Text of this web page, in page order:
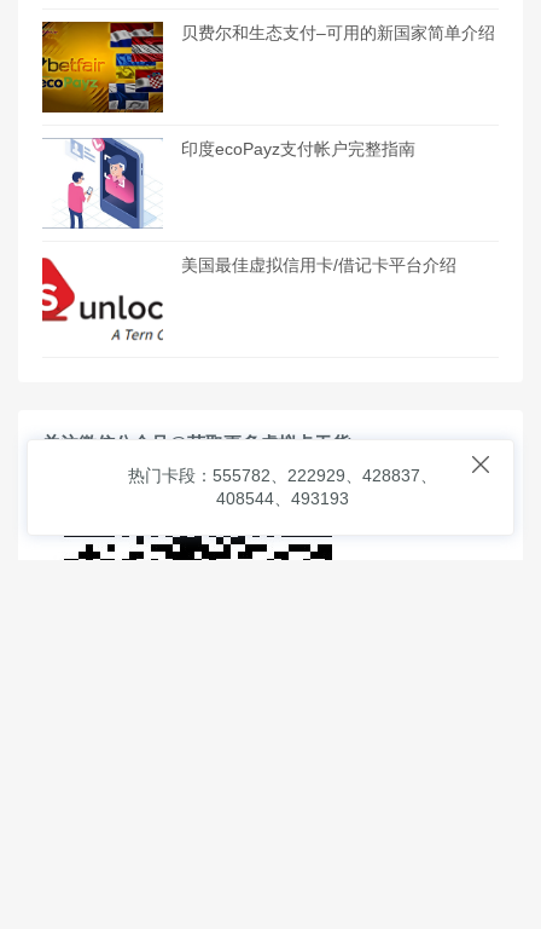
贝费尔和生态支付–可用的新国家简单介绍
印度ecoPayz支付帐户完整指南
美国最佳虚拟信用卡/借记卡平台介绍
关注微信公众号@获取更多虚拟卡干货

热门卡段：555782、222929、428837、
408544、493193